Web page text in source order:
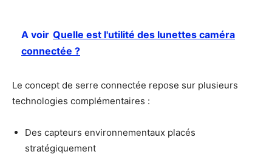
A voir Quelle est l'utilité des lunettes caméra
connectée ?
Le concept de serre connectée repose sur plusieurs
technologies complémentaires :
Des capteurs environnementaux placés
stratégiquement